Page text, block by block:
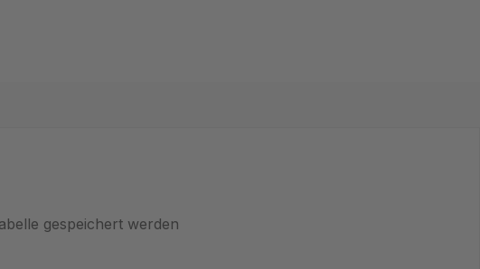
gespeichert werden